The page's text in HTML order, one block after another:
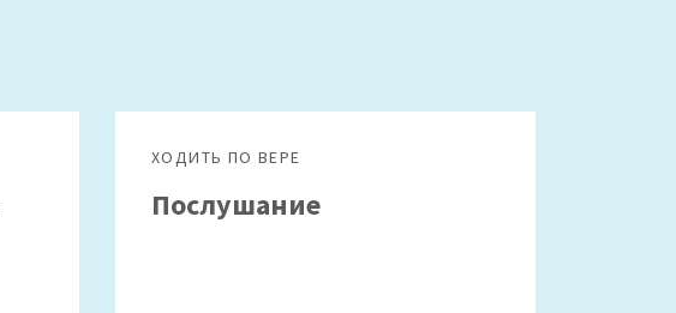
ХОДИТЬ ПО ВЕРЕ
Послушание